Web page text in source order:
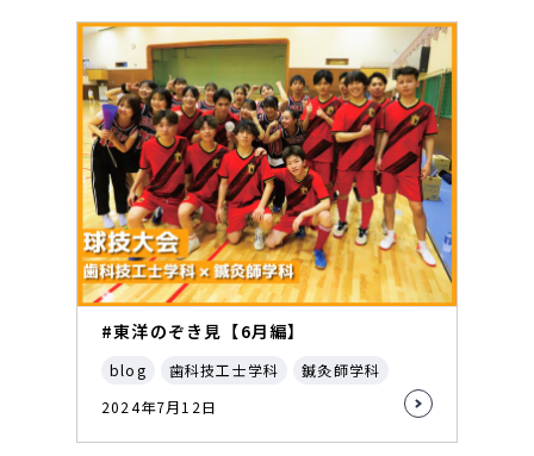
#東洋のぞき見【6月編】
blog 歯科技工士学科
鍼灸師学科
2024年7月12日